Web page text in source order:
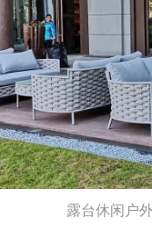
露台休闲户